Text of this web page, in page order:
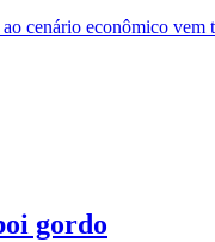
cenário econômico
gordo